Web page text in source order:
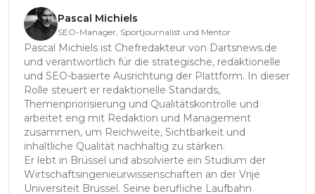
Pascal Michiels
SEO-Manager, Sportjournalist und Mentor
Pascal Michiels ist Chefredakteur von Dartsnews.de
und verantwortlich für die strategische, redaktionelle
und SEO-basierte Ausrichtung der Plattform. In dieser
Rolle steuert er redaktionelle Standards,
Themenpriorisierung und Qualitätskontrolle und
arbeitet eng mit Redaktion und Management
zusammen, um Reichweite, Sichtbarkeit und
inhaltliche Qualität nachhaltig zu stärken.
Er lebt in Brüssel und absolvierte ein Studium der
Wirtschaftsingenieurwissenschaften an der Vrije
Universiteit Brussel. Seine berufliche Laufbahn